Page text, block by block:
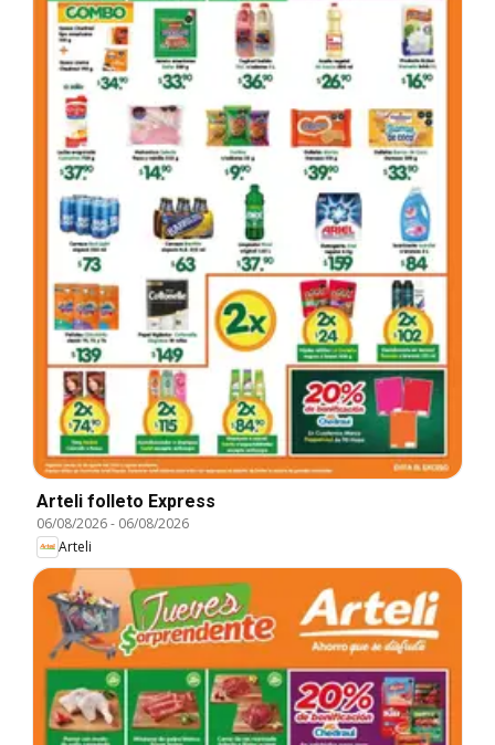
Arteli folleto Express
06/08/2026- 06/08/2026
Arteli